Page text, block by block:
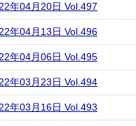
年04月20日 Vol.497
年04月13日 Vol.496
年04月06日 Vol.495
年03月23日 Vol.494
年03月16日 Vol.493